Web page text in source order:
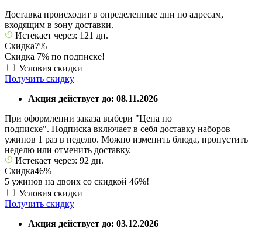
Доставка происходит в определенные дни по адресам,
входящим в зону доставки.
Истекает через: 121 дн.
Скидка7%
Скидка 7% по подписке!
Условия скидки
Получить скидку
Акция действует до: 08.11.2026
При оформлении заказа выбери "Цена по
подписке". Подписка включает в себя доставку наборов
ужинов 1 раз в неделю. Можно изменить блюда, пропустить
неделю или отменить доставку.
Истекает через: 92 дн.
Скидка46%
5 ужинов на двоих со скидкой 46%!
Условия скидки
Получить скидку
Акция действует до: 03.12.2026